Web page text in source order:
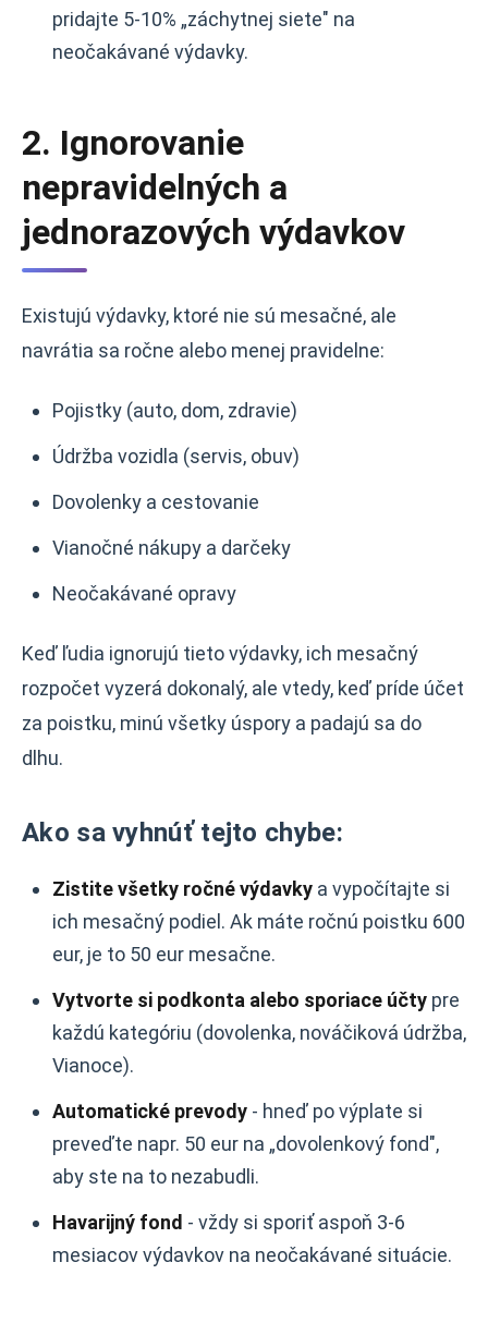
pridajte 5-10% „záchytnej siete" na
neočakávané výdavky.
2. Ignorovanie
nepravidelných a
jednorazových výdavkov
Existujú výdavky, ktoré nie sú mesačné, ale
navrátia sa ročne alebo menej pravidelne:
Pojistky (auto, dom, zdravie)
Údržba vozidla (servis, obuv)
Dovolenky a cestovanie
Vianočné nákupy a darčeky
Neočakávané opravy
Keď ľudia ignorujú tieto výdavky, ich mesačný
rozpočet vyzerá dokonalý, ale vtedy, keď príde účet
za poistku, minú všetky úspory a padajú sa do
dlhu.
Ako sa vyhnúť tejto chybe:
Zistite všetky ročné výdavky a vypočítajte si
ich mesačný podiel. Ak máte ročnú poistku 600
eur, je to 50 eur mesačne.
Vytvorte si podkonta alebo sporiace účty pre
každú kategóriu (dovolenka, nováčiková údržba,
Vianoce).
Automatické prevody - hneď po výplate si
preveďte napr. 50 eur na „dovolenkový fond",
aby ste na to nezabudli.
Havarijný fond - vždy si sporiť aspoň 3-6
mesiacov výdavkov na neočakávané situácie.